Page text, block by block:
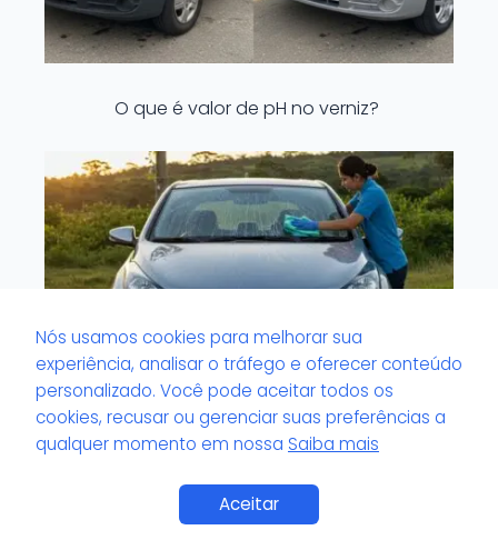
O que é valor de pH no verniz?
água?
Nós usamos cookies para melhorar sua
experiência, analisar o tráfego e oferecer conteúdo
personalizado. Você pode aceitar todos os
cookies, recusar ou gerenciar suas preferências a
qualquer momento em nossa Saiba mais
AceitarSaiba Mais